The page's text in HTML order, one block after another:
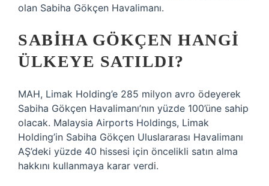
olan Sabiha Gökçen Havalimanı.
SABIHA GÖKÇEN HANGI
ÜLKEYE SATILDI?
MAH, Limak Holding’e 285 milyon avro ödeyerek
Sabiha Gökçen Havalimanı’nın yüzde 100’üne sahip
olacak. Malaysia Airports Holdings, Limak
Holding’in Sabiha Gökçen Uluslararası Havalimanı
AŞ’deki yüzde 40 hissesi için öncelikli satın alma
hakkını kullanmaya karar verdi.